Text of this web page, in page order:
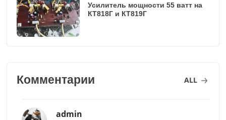
Усилитель мощности 55 ватт на
КТ818Г и КТ819Г
Комментарии ALL
admin